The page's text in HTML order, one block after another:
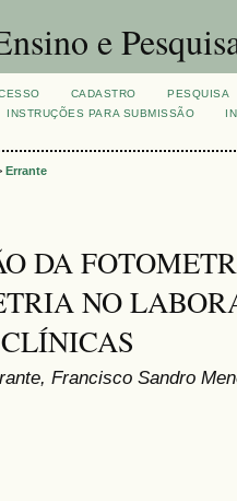
e
CADASTRO
PESQUISA
INSTRUÇÕES PARA SUBMISSÃO
Errante
DA
NO
Francisco Sandro